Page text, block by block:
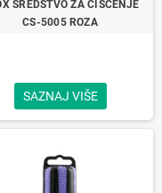
SREDSTVO ZA ČIŠĆENJE
CS-5005 ROZA
SAZNAJ VIŠE